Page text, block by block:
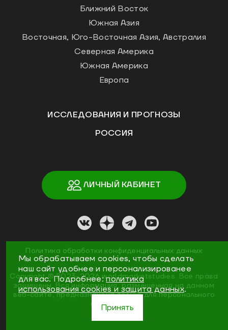
Ближний Восток
Южная Азия
Восточная, Юго-Восточная Азия, Австралия
Северная Америка
Южная Америка
Европа
ИССЛЕДОВАНИЯ И ПРОГНОЗЫ
РОССИЯ
ЛИЧНЫЙ КАБИНЕТ
Политика обработки конфиденциальных данных
Copyright ©2023-2026worldmarketstudies. Все права
защищены. Вся информация, размещённая на данном
веб-сайте, предназначена только для персонального
пользования
Мы обрабатываем cookies, чтобы сделать
наш сайт удобнее и персонализированее
для вас. Подробнее:политика
использования cookies и защита данных.
Принять